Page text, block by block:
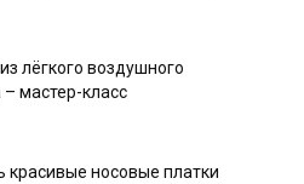
лёгкого воздушного
мастер-класс
красивые носовые платки